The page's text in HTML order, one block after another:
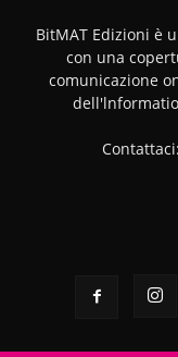
BitMAT Edizioni è
con una
comunicazione
Contattaci: